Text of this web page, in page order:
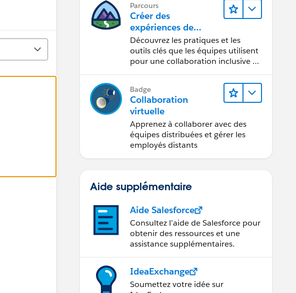
Parcours
Créer des
expériences de
collaboration
inclusives lors du
processus de
conception
Découvrez les pratiques et les
outils clés que les équipes utilisent
pour une collaboration inclusive et
Badge
Collaboration
virtuelle
Apprenez à collaborer avec des
équipes distribuées et gérer les
employés distants
Aide supplémentaire
Aide Salesforce
Consultez l’aide de Salesforce pour
obtenir des ressources et une
assistance supplémentaires.
IdeaExchange
Soumettez votre idée sur